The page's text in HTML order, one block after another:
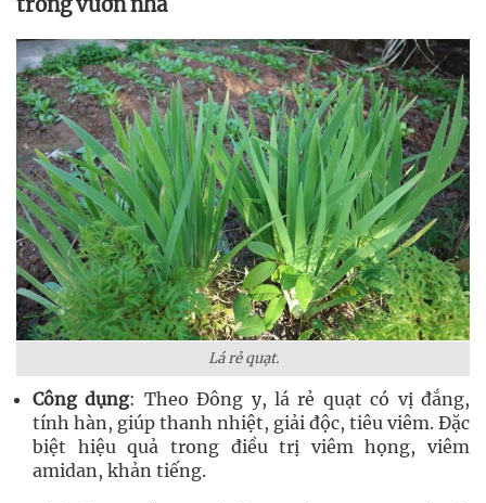
Lá rẻ quạt.
Công dụng: Theo Đông y, lá rẻ quạt có vị đắng,
tính hàn, giúp thanh nhiệt, giải độc, tiêu viêm. Đặc
biệt hiệu quả trong điều trị viêm họng, viêm
amidan, khản tiếng.